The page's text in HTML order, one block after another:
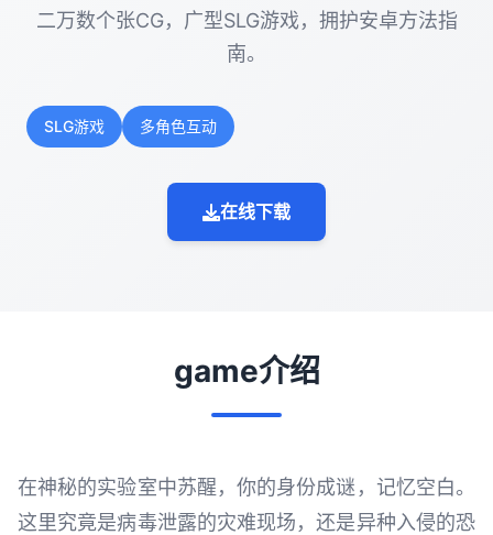
二万数个张CG，广型SLG游戏，拥护安卓方法指
南。
SLG游戏 多角色互动
在线下载
game介绍
在神秘的实验室中苏醒，你的身份成谜，记忆空白。
这里究竟是病毒泄露的灾难现场，还是异种入侵的恐